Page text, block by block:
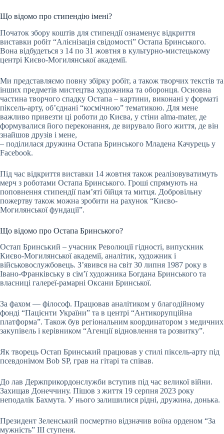
Що відомо про стипендію імені?
Початок збору коштів для стипендії ознаменує відкриття
виставки робіт “Алієнізація свідомості” Остапа Бринського.
Вона відбудеться з 14 по 31 жовтня в культурно-мистецькому
центрі Києво-Могилянської академії.
Ми представляємо повну збірку робіт, а також творчих текстів та
інших предметів мистецтва художника та оборонця. Основна
частина творчого спадку Остапа – картини, виконані у форматі
піксель-арту, об’єднані “космічною” тематикою. Для мене
важливо привезти ці роботи до Києва, у стіни alma-mater, де
формувалися його переконання, де вирувало його життя, де він
знайшов друзів і мене,
– поділилася дружина Остапа Бринського Младена Качурець у
Facebook.
Під час відкриття виставки 14 жовтня також реалізовуватимуть
мерч з роботами Остапа Бринського. Гроші спрямують на
поповнення стипендії пам’яті бійця та митця. Добровільну
пожертву також можна зробити на рахунок “Києво-
Могилянської фундації”.
Що відомо про Остапа Бринського?
Остап Бринський – учасник Революції гідності, випускник
Києво-Могилянської академії, аналітик, художник і
військовослужбовець. З’явився на світ 30 липня 1987 року в
Івано-Франківську в сім’ї художника Богдана Бринського та
власниці галереї-рамарні Оксани Бринської.
За фахом — філософ. Працював аналітиком у благодійному
фонді “Пацієнти України” та в центрі “Антикорупційна
платформа”. Також був регіональним координатором з медичних
закупівель і керівником “Агенції відновлення та розвитку”.
Як творець Остап Бринський працював у стилі піксель-арту під
псевдонімом Bob SP, грав на гітарі та співав.
До лав Держприкордонслужби вступив під час великої війни.
Захищав Донеччину. Пішов з життя 19 серпня 2023 року
неподалік Бахмута. У нього залишилися рідні, дружина, донька.
Президент Зеленський посмертно відзначив воїна орденом “За
мужність” III ступеня.